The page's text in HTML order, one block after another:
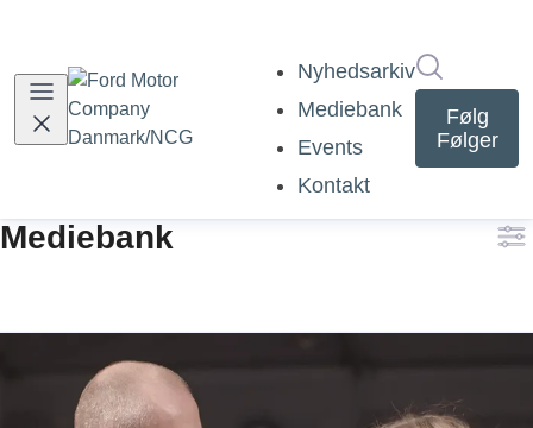
Nyhedsarkiv
Mediebank
Events
Kontakt
Følg
Følger
Mediebank